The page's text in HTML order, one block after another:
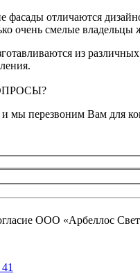
фасады отличаются
очень смелые владельцы
из
и мы перезвоним Вам для
ООО «Арбеллос